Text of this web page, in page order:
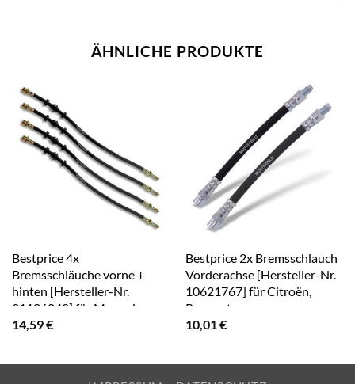
ÄHNLICHE PRODUKTE
Bestprice 4x
Bremsschläuche vorne +
hinten [Hersteller-Nr.
31186042] für Mercedes-
Benz
14,59€
Bestprice 2x Bremsschlauch
Vorderachse [Hersteller-Nr.
10621767] für Citroën,
Peugeot
10,01€